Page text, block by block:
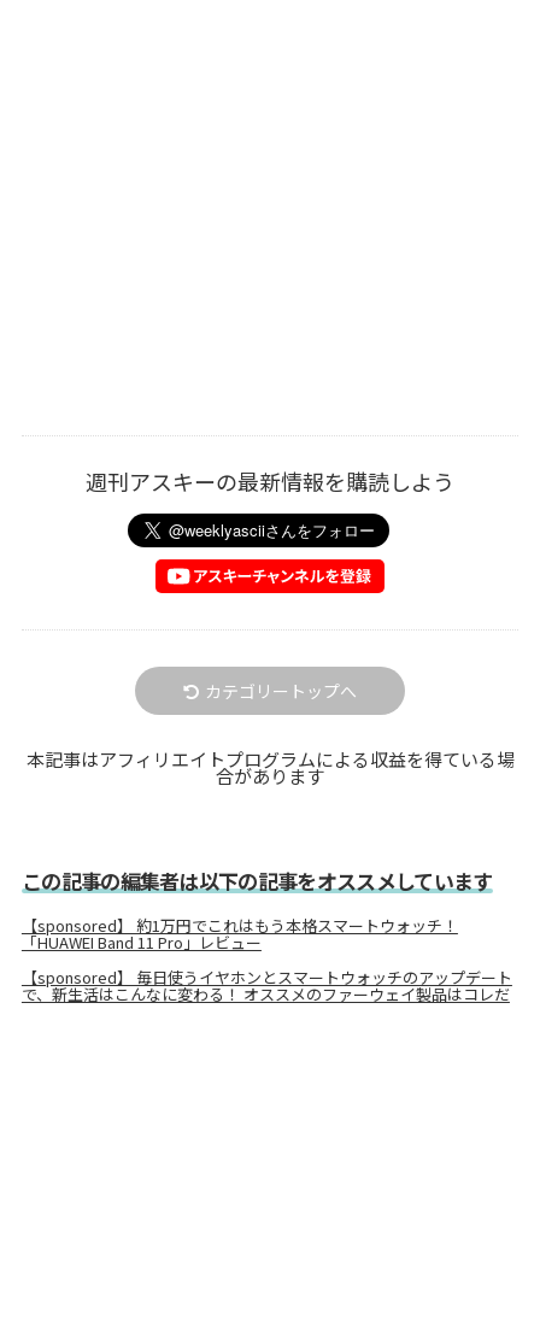
週刊アスキーの最新情報を購読しよう
カテゴリートップへ
本記事はアフィリエイトプログラムによる収益を得ている場
合があります
この記事の編集者は以下の記事をオススメしています
【sponsored】 約1万円でこれはもう本格スマートウォッチ！
「HUAWEI Band 11 Pro」レビュー
【sponsored】 毎日使うイヤホンとスマートウォッチのアップデート
で、新生活はこんなに変わる！ オススメのファーウェイ製品はコレだ